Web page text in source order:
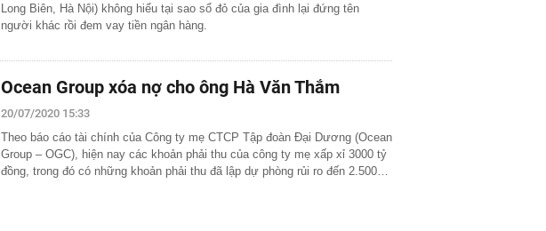
Long Biên, Hà Nội) không hiểu tại sao sổ đỏ của gia đình lại đứng tên
người khác rồi đem vay tiền ngân hàng.
Ocean Group xóa nợ cho ông Hà Văn Thắm
20/07/2020 15:33
Theo báo cáo tài chính của Công ty mẹ CTCP Tập đoàn Đại Dương (Ocean
Group – OGC), hiện nay các khoản phải thu của công ty mẹ xấp xỉ 3000 tỷ
đồng, trong đó có những khoản phải thu đã lập dự phòng rủi ro đến 2.500…